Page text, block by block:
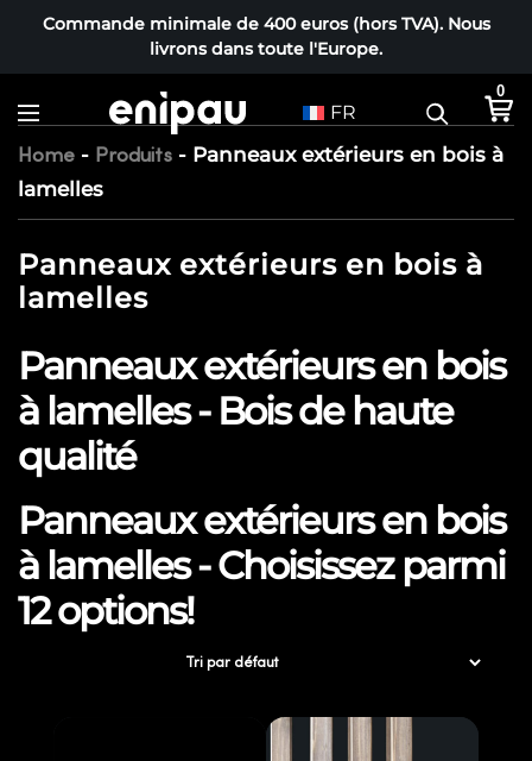
Commande minimale de 400 euros (hors TVA). Nous
livrons dans toute l'Europe.
FR
0
Home - Produits - Panneaux extérieurs en bois à
lamelles
Panneaux extérieurs en bois à
lamelles
Panneaux extérieurs en bois
à lamelles - Bois de haute
qualité
Panneaux extérieurs en bois
à lamelles - Choisissez parmi
12 options!